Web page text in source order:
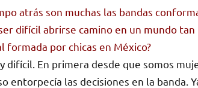
atrás son muchas las bandas
difícil abrirse camino en un mundo
formada por chicas en México?
difícil. En primera desde que somos
entorpecía las decisiones en la banda.